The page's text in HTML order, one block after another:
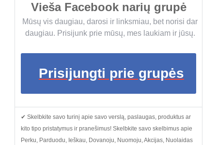
Vieša Facebook narių grupė
Mūsų vis daugiau, darosi ir linksmiau, bet norisi dar
daugiau. Prisijunk prie mūsų, mes laukiam ir jūsų.
Prisijungti prie grupės
✔ Skelbkite savo turinį apie savo verslą, paslaugas, produktus ar
kito tipo pristatymus ir pranešimus! Skelbkite savo skelbimus apie
Perku, Parduodu, Ieškau, Dovanoju, Nuomoju, Akcijas, Nuolaidas